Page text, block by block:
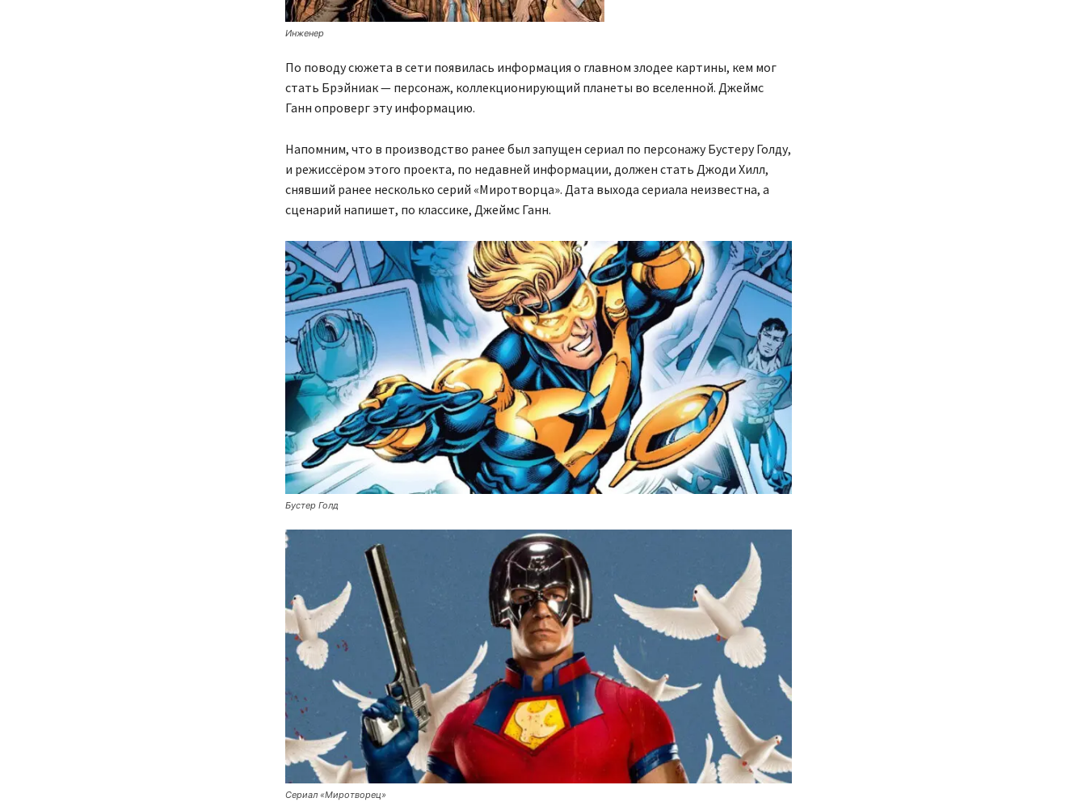
Инженер
По поводу сюжета в сети появилась информация о главном злодее картины, кем мог
стать Брэйниак — персонаж, коллекционирующий планеты во вселенной. Джеймс
Ганн опроверг эту информацию.
Напомним, что в производство ранее был запущен сериал по персонажу Бустеру Голду,
и режиссёром этого проекта, по недавней информации, должен стать Джоди Хилл,
снявший ранее несколько серий «Миротворца». Дата выхода сериала неизвестна, а
сценарий напишет, по классике, Джеймс Ганн.
Бустер Голд
Сериал «Миротворец»